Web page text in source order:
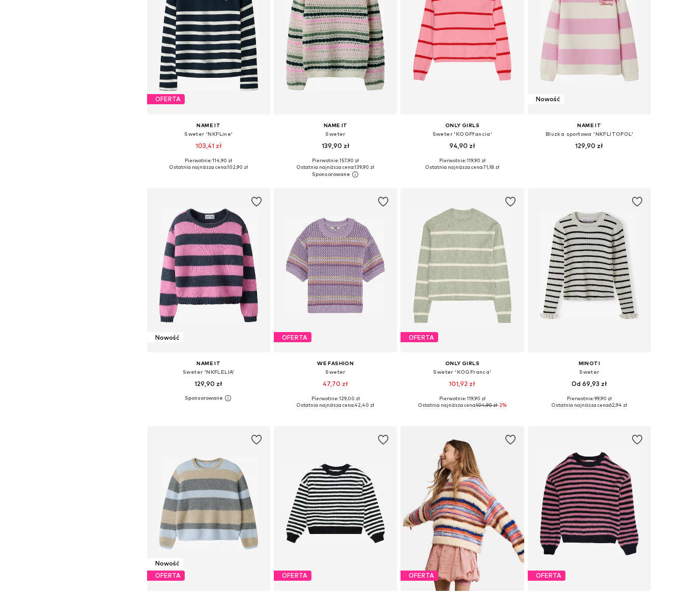
OFERTA
NAME IT
Sweter 'NKFLine'
103,41 zł
Dostępne w różnych rozmiarach
Pierwotnie: 114,90 zł
Ostatnia najniższa cena:102,90 zł
NAME IT
Sweter
139,90 zł
Dodaj do koszyka
Pierwotnie: 157,90 zł
Ostatnia najniższa cena:139,90 zł
ONLY GIRLS
Sweter 'KOGFfancia'
94,90 zł
+1
Pierwotnie: 119,90 zł
Ostatnia najniższa cena:71,18 zł
Nowość
NAME IT
Bluzka sportowa 'NKFLITOPOL'
129,90 zł
Nowość
NAME IT
Sweter 'NKFLELIA'
129,90 zł
OFERTA
WE FASHION
Sweter
47,70 zł
Dostępne w różnych rozmiarach
Pierwotnie: 129,00 zł
Ostatnia najniższa cena:42,40 zł
OFERTA
ONLY GIRLS
Sweter 'KOGFranca'
101,92 zł
+1
Dostępne w różnych rozmiarach
Pierwotnie: 119,90 zł
Ostatnia najniższa cena:104,90 zł-2%
MINOTI
Sweter
Od 69,93 zł
Dostępne w różnych rozmiarach
Pierwotnie: 99,90 zł
Ostatnia najniższa cena:62,94 zł
Nowość
OFERTA
OFERTA OFERTA OFERTA